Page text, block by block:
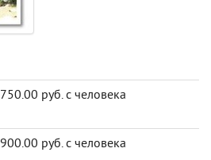
750.00 руб. с человека
900.00 руб. с человека